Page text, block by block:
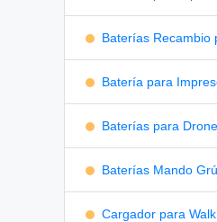
Baterías Recambio
Batería para
Baterías para
Baterías Mando
Cargador para